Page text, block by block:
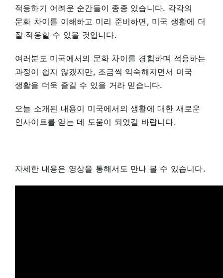
적응하기 어려운 순간들이 종종 있습니다. 각각의
문화 차이를 이해하고 미리 준비하면, 미국 생활에 더
잘 적응할 수 있을 것입니다.
여러분도 미국에서의 문화 차이를 경험하며 적응하는
과정이 쉽지 않겠지만, 조금씩 익숙해지면서 미국
생활을 더욱 즐길 수 있을 거라 믿습니다.
오늘 소개된 내용이 미국에서의 생활에 대한 새로운
인사이트를 얻는 데 도움이 되었길 바랍니다.
자세한 내용은 영상을 통해서도 만나 볼 수 있습니다.